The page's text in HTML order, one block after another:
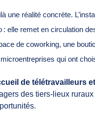
une réalité concrète.
: elle remet en circulation
de coworking, une
qui ont
de télétravailleurs
des tiers-lieux